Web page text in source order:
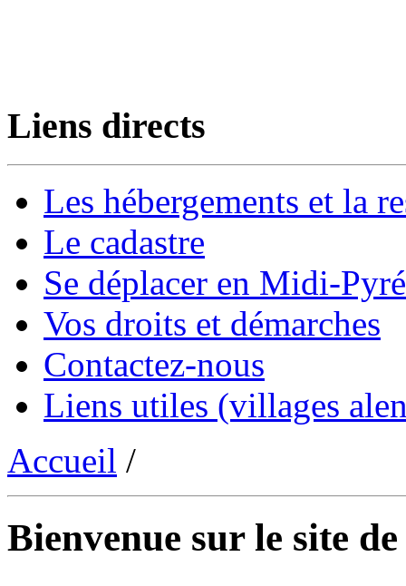
Liens directs
Les hébergements et la
Le cadastre
Se déplacer en Midi-
Vos droits et démarches
Contactez-nous
Liens utiles (villages
Accueil /
Bienvenue sur le site